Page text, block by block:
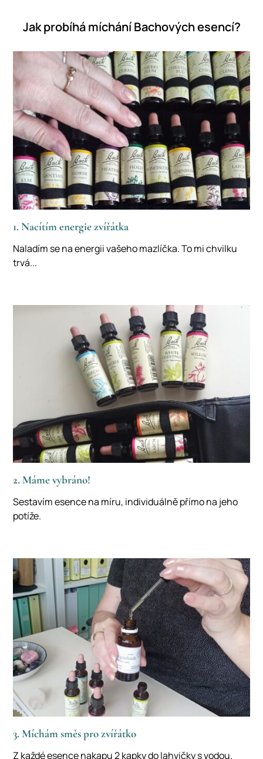
Jak probíhá míchání Bachových esencí?
1. Nacítím energie zvířátka
Naladím se na energii vašeho mazlíčka. To mi chvilku
trvá...
2. Máme vybráno!
Sestavím esence na míru, individuálně přímo na jeho
potíže.
3. Míchám směs pro zvířátko
Z každé esence nakapu 2 kapky do lahvičky s vodou.